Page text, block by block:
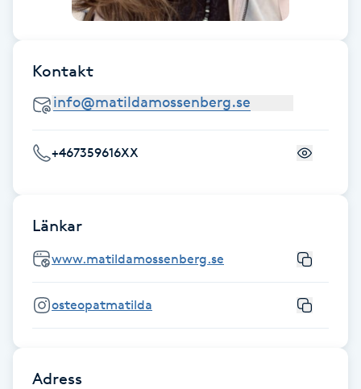
Fransar
Fransborttagning
Fransfärgning
Fransförlängning Megavolym
Fransförlängning Volym
Fransk manikyr
Kontakt
+467359616XX
Länkar
www.matildamossenberg.se
osteopatmatilda
Adress